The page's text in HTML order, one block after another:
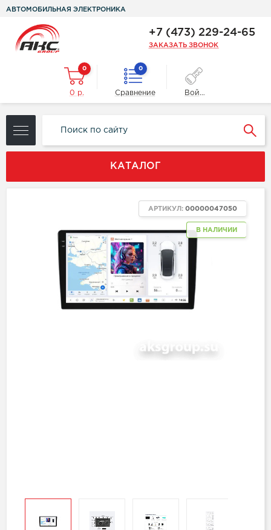
АВТОМОБИЛЬНАЯ ЭЛЕКТРОНИКА
+7 (473) 229-24-65
ЗАКАЗАТЬ ЗВОНОК
0
0 р.
0
Сравнение Войти
КАТАЛОГ
В НАЛИЧИИ
АРТИКУЛ: 00000047050